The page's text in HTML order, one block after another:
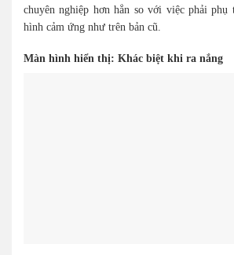
chuyên nghiệp hơn hẳn so với việc phải phụ
hình cảm ứng như trên bản cũ.
Màn hình hiển thị: Khác biệt khi ra nắng